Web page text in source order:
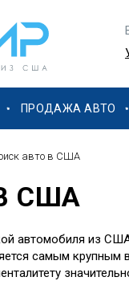
ПРОДАЖА АВТО
авто в США
США
автомобиля из
самым крупным